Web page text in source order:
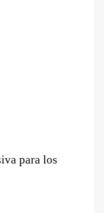
para los